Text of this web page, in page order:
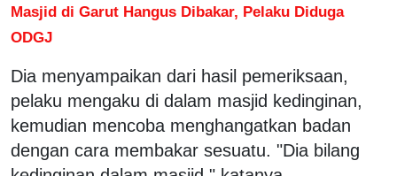
Masjid di Garut Hangus Dibakar, Pelaku Diduga
ODGJ
Dia menyampaikan dari hasil pemeriksaan,
pelaku mengaku di dalam masjid kedinginan,
kemudian mencoba menghangatkan badan
dengan cara membakar sesuatu. "Dia bilang